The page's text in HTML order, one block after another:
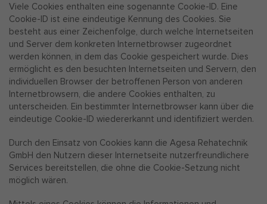
Viele Cookies enthalten eine sogenannte Cookie-ID. Eine
Cookie-ID ist eine eindeutige Kennung des Cookies. Sie
besteht aus einer Zeichenfolge, durch welche Internetseiten
und Server dem konkreten Internetbrowser zugeordnet
werden können, in dem das Cookie gespeichert wurde. Dies
ermöglicht es den besuchten Internetseiten und Servern, den
individuellen Browser der betroffenen Person von anderen
Internetbrowsern, die andere Cookies enthalten, zu
unterscheiden. Ein bestimmter Internetbrowser kann über die
eindeutige Cookie-ID wiedererkannt und identifiziert werden.
Durch den Einsatz von Cookies kann die Agesa Rehatechnik
GmbH den Nutzern dieser Internetseite nutzerfreundlichere
Services bereitstellen, die ohne die Cookie-Setzung nicht
möglich wären.